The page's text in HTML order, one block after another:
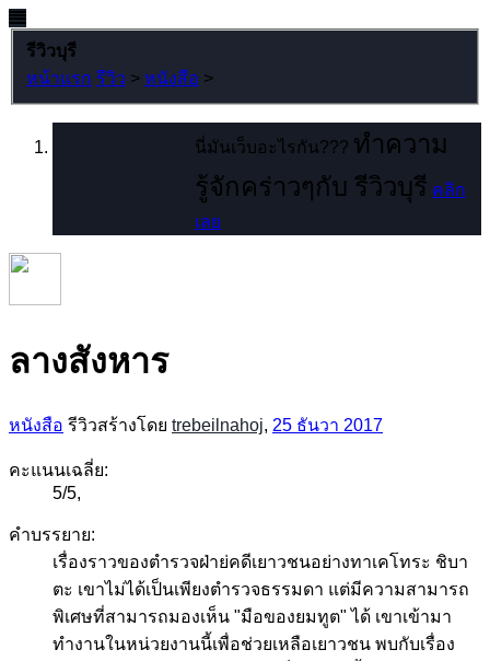
รีวิวบุรี
หน้าแรก รีวิว > หนังสือ >
นี่มันเว็บอะไรกัน??? ทำความ
รู้จักคร่าวๆกับ รีวิวบุรี คลิก
เลย
ลางสังหาร
หนังสือ รีวิวสร้างโดย trebeilnahoj, 25 ธันวา 2017
คะแนนเฉลี่ย:
5/5,
คำบรรยาย:
เรื่องราวของตำรวจฝ่าย่คดีเยาวชนอย่างทาเคโทระ ชิบา
ตะ เขาไม่ได้เป็นเพียงตำรวจธรรมดา แต่มีความสามารถ
พิเศษที่สามารถมองเห็น "มือของยมทูต" ได้ เขาเข้ามา
ทำงานในหน่วยงานนี้เพื่อช่วยเหลือเยาวชน พบกับเรื่อง